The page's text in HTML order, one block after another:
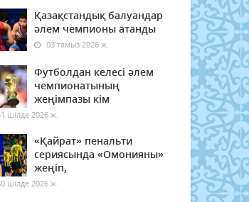
Қазақстандық балуандар
әлем чемпионы атанды
03 тамыз 2026 ж.
Футболдан келесі әлем
чемпионатының
жеңімпазы кім
шілде 2026 ж.
«Қайрат» пенальти
сериясында «Омонияны»
жеңіп,
шілде 2026 ж.